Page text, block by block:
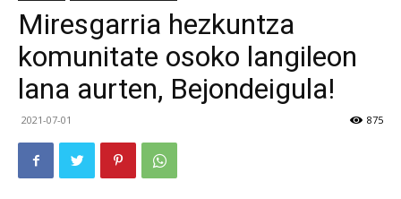
Miresgarria hezkuntza
komunitate osoko langileon
lana aurten, Bejondeigula!
2021-07-01 875